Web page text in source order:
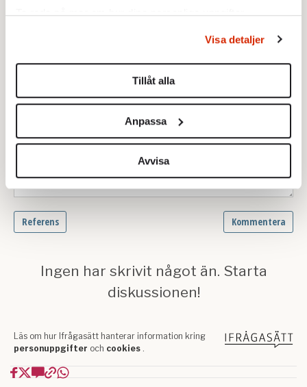
Ta reda på mer om hur dina personliga uppgifter
Du kan ändra eller dra tillbaka ditt samtycke när som
helst från cookie-förklaringen.
Vi använder enhetsidentifierare för att anpassa innehållet
för sociala medier och analysera vår trafik. Vi
vidarebefordrar även sådana identifierare och annan
information från din enhet till de sociala medier och
annons- och analysföretag som vi samarbetar med.
information som du har tillhandahållit eller som de har
samlat in när du har använt deras tjänster.
Visa detaljer
Tillåt alla
Anpassa
Avvisa